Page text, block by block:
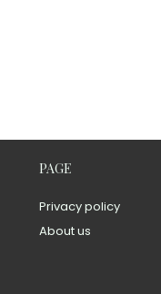
PAGE
Privacy policy
About us